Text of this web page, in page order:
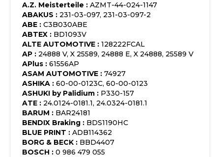
A.Z. Meisterteile : AZMT-44-024-1147
ABAKUS : 231-03-097, 231-03-097-2
ABE : C3B030ABE
ABTEX : BD1093V
ALTE AUTOMOTIVE : 128222FCAL
AP : 24888 V, X 25589, 24888 E, X 24888, 25589 V
APlus : 61556AP
ASAM AUTOMOTIVE : 74927
ASHIKA : 60-00-0123C, 60-00-0123
ASHUKI by Palidium : P330-157
ATE : 24.0124-0181.1, 24.0324-0181.1
BARUM : BAR24181
BENDIX Braking : BDS1190HC
BLUE PRINT : ADB114362
BORG & BECK : BBD4407
BOSCH : 0 986 479 055